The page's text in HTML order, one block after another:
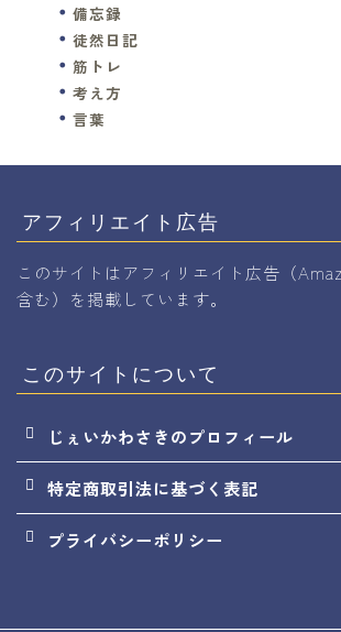
備忘録
徒然日記
筋トレ
考え方
言葉
アフィリエイト広告
このサイトはアフィリエイト広告（
含む）を掲載しています。
このサイトについて
じぇいかわさきのプロフィール
特定商取引法に基づく表記
プライバシーポリシー